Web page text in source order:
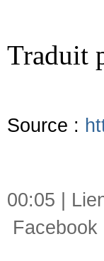
Traduit
Source :
00:05 |
Facebook